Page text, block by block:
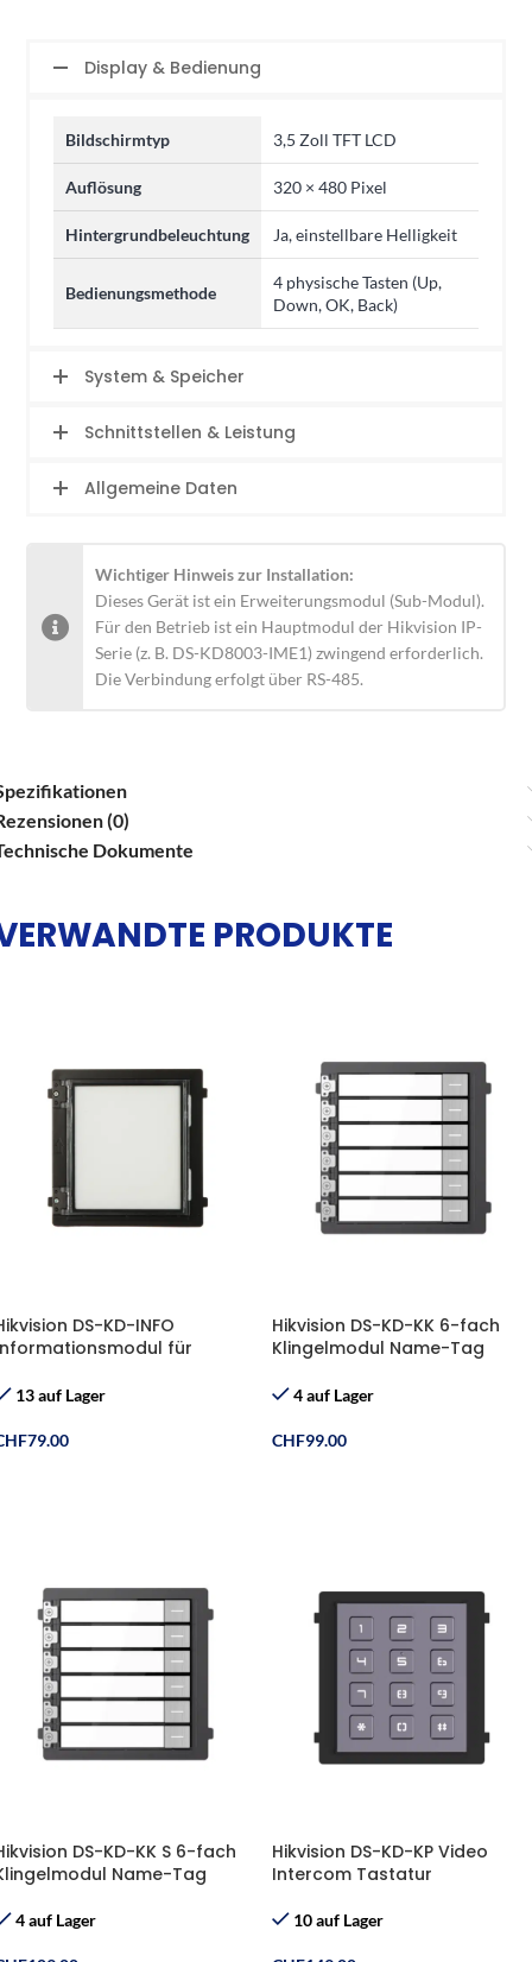
Display & Bedienung
Bildschirmtyp 3,5 Zoll TFT LCD
Auflösung 320 × 480 Pixel
Hintergrundbeleuchtung Ja, einstellbare Helligkeit
Bedienungsmethode
4 physische Tasten (Up,
Down, OK, Back)
System & Speicher
Schnittstellen & Leistung
Allgemeine Daten
Wichtiger Hinweis zur Installation:
Dieses Gerät ist ein Erweiterungsmodul (Sub-Modul).
Für den Betrieb ist ein Hauptmodul der Hikvision IP-
Serie (z. B. DS-KD8003-IME1) zwingend erforderlich.
Die Verbindung erfolgt über RS-485.
(0)
Dokumente
PRODUKTE
DS-KD-INFO
für
13 auf Lager
79.00
Hikvision DS-KD-KK 6-fach
Klingelmodul Name-Tag
4 auf Lager
CHF99.00
DS-KD-KK S 6-fach
Name-Tag
4 auf Lager
Hikvision DS-KD-KP Video
Intercom Tastatur
10 auf Lager